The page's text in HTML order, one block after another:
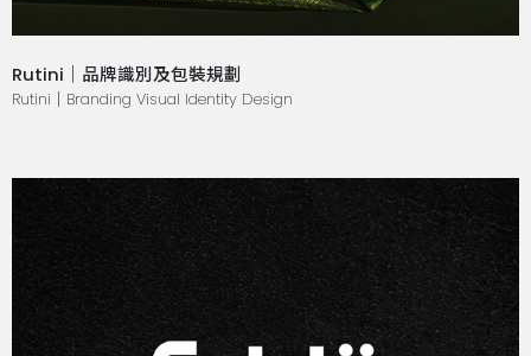
Rutini｜品牌識別及包裝規劃
Rutini｜Branding Visual Identity Design